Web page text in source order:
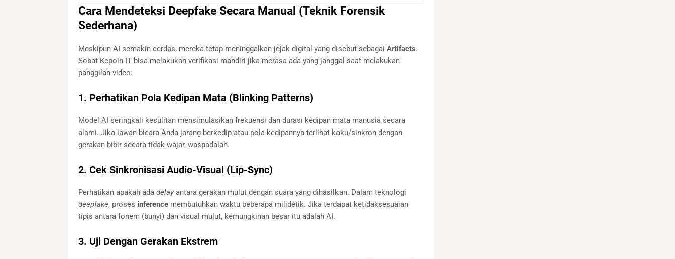
Cara Mendeteksi Deepfake Secara Manual (Teknik Forensik
Sederhana)
Meskipun AI semakin cerdas, mereka tetap meninggalkan jejak digital yang disebut sebagai Artifacts.
Sobat Kepoin IT bisa melakukan verifikasi mandiri jika merasa ada yang janggal saat melakukan
panggilan video:
1. Perhatikan Pola Kedipan Mata (Blinking Patterns)
Model AI seringkali kesulitan mensimulasikan frekuensi dan durasi kedipan mata manusia secara
alami. Jika lawan bicara Anda jarang berkedip atau pola kedipannya terlihat kaku/sinkron dengan
gerakan bibir secara tidak wajar, waspadalah.
2. Cek Sinkronisasi Audio-Visual (Lip-Sync)
Perhatikan apakah ada delayantara gerakan mulut dengan suara yang dihasilkan. Dalam teknologi
deepfake, proses inferencemembutuhkan waktu beberapa milidetik. Jika terdapat ketidaksesuaian
tipis antara fonem (bunyi) dan visual mulut, kemungkinan besar itu adalah AI.
3. Uji Dengan Gerakan Ekstrem